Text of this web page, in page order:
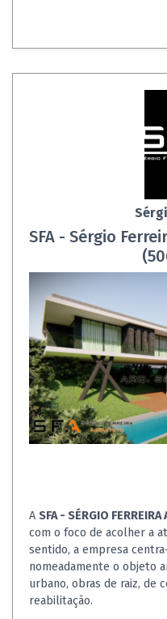
SFA - Sérgio
A SFA - SÉRGIO FERREIRA
com o foco de acolher a
sentido, a empresa
nomeadamente o objeto
urbano, obras de raiz, de
reabilitação.